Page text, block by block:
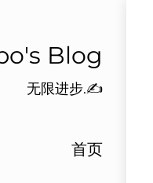
Blog
无限进步.✍️
首页